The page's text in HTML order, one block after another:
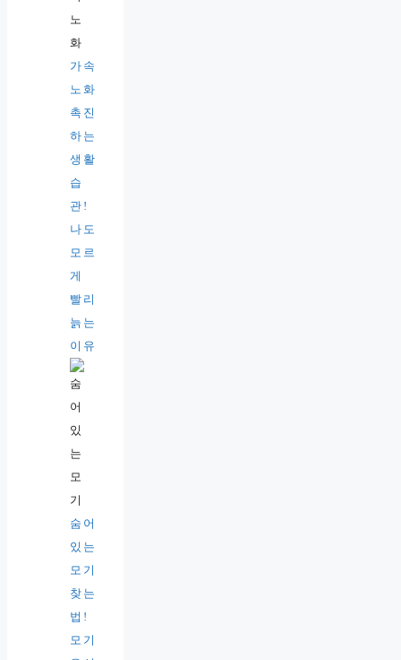
가속
노화
촉진
하는
생활
습
관!
나도
모르
게
빨리
늙는
이유
숨어
있는
모기
찾는
법!
모기